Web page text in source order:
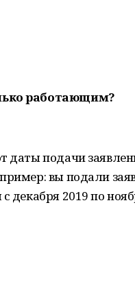
работающим?
даты подачи
вы подали
декабря 2019 по